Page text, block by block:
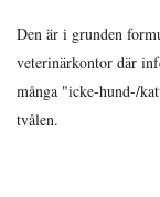
Den är i grunden
veterinärkontor där
många "icke-hund-/
tvålen.